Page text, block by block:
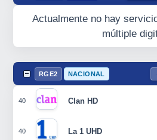
Actualmente no hay
múltiple
RGE2 NACIONAL
40 Clan HD
40 La 1 UHD